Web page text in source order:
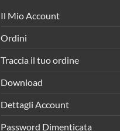
Il Mio Account
Ordini
Traccia il tuo ordine
Download
Dettagli Account
Password Dimenticata